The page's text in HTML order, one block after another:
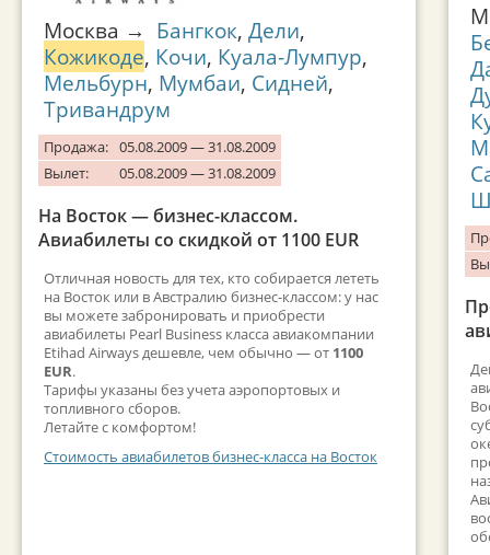
Москва → Бангкок, Дели,
Кожикоде, Кочи, Куала-Лумпур,
Мельбурн, Мумбаи, Сидней,
Тривандрум
Продажа: 05.08.2009 — 31.08.2009
Вылет:
05.08.2009 — 31.08.2009
На Восток — бизнес-классом.
Авиабилеты со скидкой от 1100 EUR
Отличная новость для тех, кто собирается лететь
на Восток или в Австралию бизнес-классом: у нас
вы можете забронировать и приобрести
авиабилеты Pearl Business класса авиакомпании
Etihad Airways дешевле, чем обычно — от 1100
EUR.
Тарифы указаны без учета аэропортовых и
топливного сборов.
Летайте с комфортом!
Стоимость авиабилетов бизнес-класса на Восток